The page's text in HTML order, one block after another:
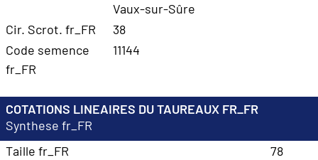
Vaux-sur-Sûre
Cir. Scrot. fr_FR
38
Code semence
fr_FR
11144
COTATIONS LINEAIRES DU TAUREAUX FR_FR
Synthese fr_FR
Taille fr_FR
78